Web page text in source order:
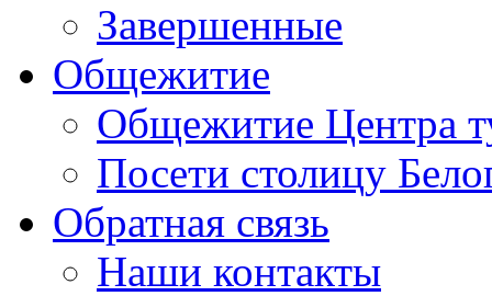
Завершенные
Общежитие
Общежитие Центра
Посети столицу
Обратная связь
Наши контакты